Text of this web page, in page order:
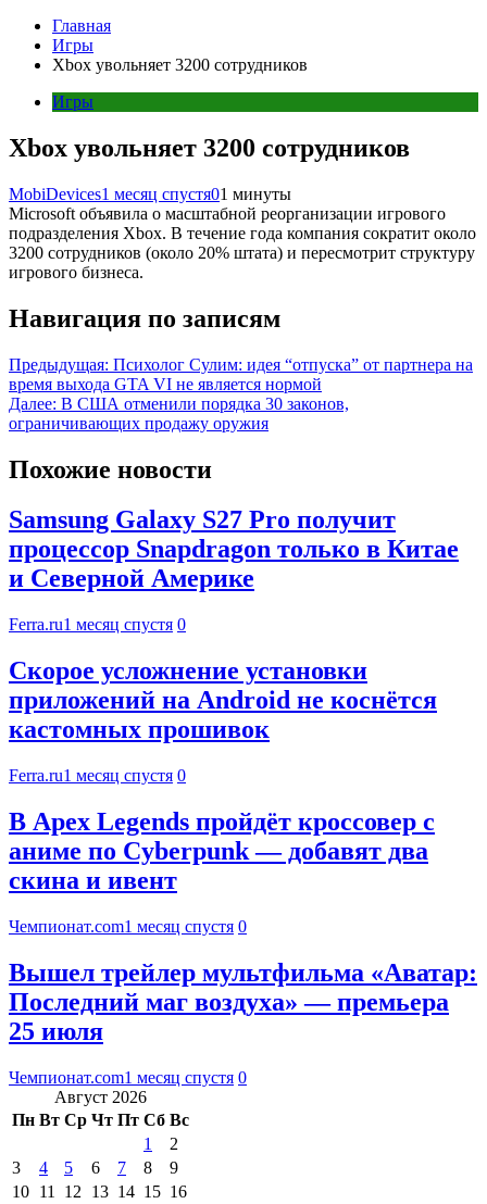
Главная
Игры
Xbox увольняет 3200 сотрудников
Игры
Xbox увольняет 3200 сотрудников
MobiDevices1 месяц спустя01 минуты
Microsoft объявила о масштабной реорганизации игрового
подразделения Xbox. В течение года компания сократит около
3200 сотрудников (около 20% штата) и пересмотрит структуру
игрового бизнеса.
Навигация по записям
Предыдущая: Психолог Сулим: идея “отпуска” от партнера на
время выхода GTA VI не является нормой
Далее: В США отменили порядка 30 законов,
ограничивающих продажу оружия
Похожие новости
Samsung Galaxy S27 Pro получит
процессор Snapdragon только в Китае
и Северной Америке
Ferra.ru1 месяц спустя 0
Скорое усложнение установки
приложений на Android не коснётся
кастомных прошивок
Ferra.ru1 месяц спустя 0
В Apex Legends пройдёт кроссовер с
аниме по Cyberpunk — добавят два
скина и ивент
Чемпионат.com1 месяц спустя 0
Вышел трейлер мультфильма «Аватар:
Последний маг воздуха» — премьера
25 июля
Чемпионат.com1 месяц спустя 0
Август 2026
Пн Вт Ср Чт Пт Сб Вс
1
2
3
4 5 6 7 8
9
10 11 12 13 14 15 16